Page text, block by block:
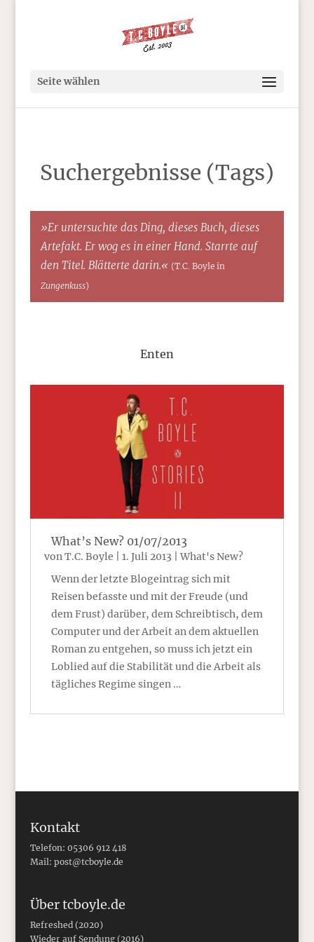
Seite wählen
Suchergebnisse (Tags)
»Er untersuchte das Ding, dieses Buch, dieses
Artefakt. Er wog es in einer Hand. Starrte auf
den Titel. Blätterte darin.« (T.C. Boyle in
Zungenkuss)
Enten
What’s New? 01/07/2013
von T.C. Boyle 1. Juli 2013 |What's New?
Wenn der letzte Blogeintrag sich mit
Reisen befasste und mit der Freude (und
dem Frust) darüber, dem Schreibtisch, dem
Computer und der Arbeit an dem aktuellen
Roman zu entgehen, so muss ich jetzt ein
Loblied auf die Stabilität und die Arbeit als
tägliches Regime singen …
Kontakt
Telefon: 05306 912 418
Mail: post@tcboyle.de
Über tcboyle.de
Refreshed (2020)
Wieder auf Sendung (2016)